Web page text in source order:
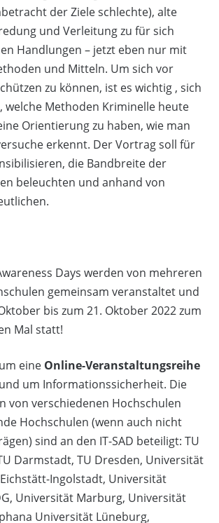
der Ziele schlechte), alte
und Verleitung zu für sich
Handlungen – jetzt eben nur mit
und Mitteln. Um sich vor
zu können, ist es wichtig , sich
welche Methoden Kriminelle heute
Orientierung zu haben, wie man
erkennt. Der Vortrag soll für
die Bandbreite der
beleuchten und anhand von
Days werden von mehreren
gemeinsam veranstaltet und
bis zum 21. Oktober 2022 zum
Mal statt!
eine Online-Veranstaltungsreihe
um Informationssicherheit. Die
von verschiedenen Hochschulen
Hochschulen (wenn auch nicht
sind an den IT-SAD beteiligt: TU
Darmstadt, TU Dresden, Universität
Ingolstadt, Universität
Universität Marburg, Universität
Universität Lüneburg,